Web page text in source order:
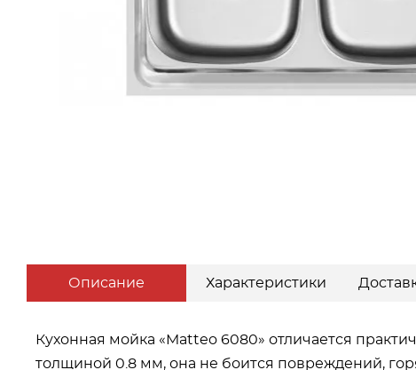
Описание Характеристики
Кухонная мойка «Matteo 6080» отличается
толщиной 0.8 мм, она не боится повреждений,